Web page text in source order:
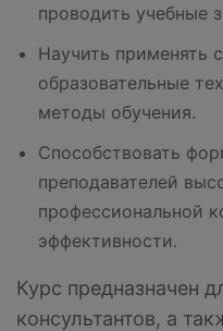
проводить учебные
Научить применять
образовательные
методы обучения.
Способствовать
преподавателей
профессиональной
эффективности.
Курс предназначен
консультантов, а